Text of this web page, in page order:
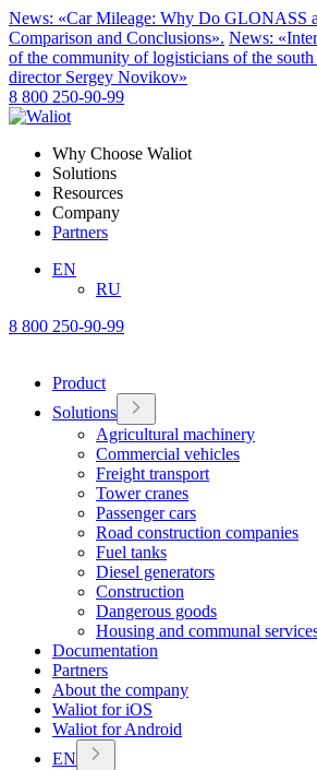
News: «Car Mileage: Why Do GLONASS
Comparison and Conclusions». News:
of the community of logisticians of the
director Sergey Novikov»
8 800 250-90-99
Why Choose Waliot
Solutions
Resources
Company
Partners
EN
RU
8 800 250-90-99
Product
Solutions
Agricultural machinery
Commercial vehicles
Freight transport
Tower cranes
Passenger cars
Road construction companies
Fuel tanks
Diesel generators
Construction
Dangerous goods
Housing and communal
Documentation
Partners
About the company
Waliot for iOS
Waliot for Android
EN